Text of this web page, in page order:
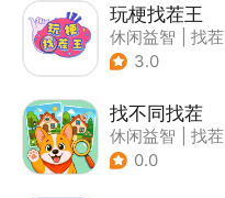
玩梗找茬王
休闲益智 找茬
| 烧脑
3.0
找不同找茬
休闲益智
找茬
0.0